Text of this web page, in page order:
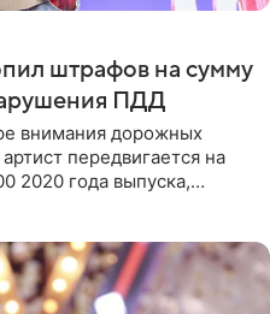
штрафов на сумму
ПДД
внимания дорожных
передвигается на
2020 года выпуска,